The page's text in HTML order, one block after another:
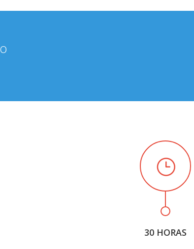
30 HORAS